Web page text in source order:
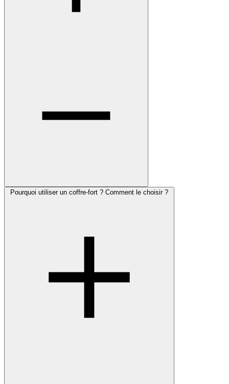
Pourquoi utiliser un coffre-fort ? Comment le choisir ?